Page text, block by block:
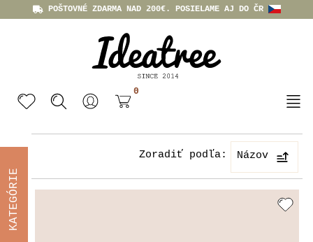
POŠTOVNÉ ZDARMA NAD 200€. POSIELAME AJ DO ČR
0
Zoradiť podľa: Názov
KATEGÓRIE